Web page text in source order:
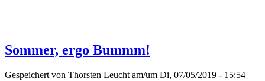
Sommer, ergo Bummm!
Gespeichert von Thorsten Leucht am/um Di, 07/05/2019 - 15:54